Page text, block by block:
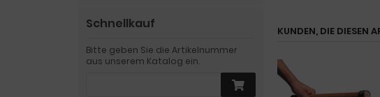
KUNDEN, DIE DIESEN
Schnellkauf
Bitte geben Sie die Artikelnummer
aus unserem Katalog ein.